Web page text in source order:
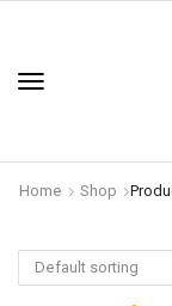
Home Shop